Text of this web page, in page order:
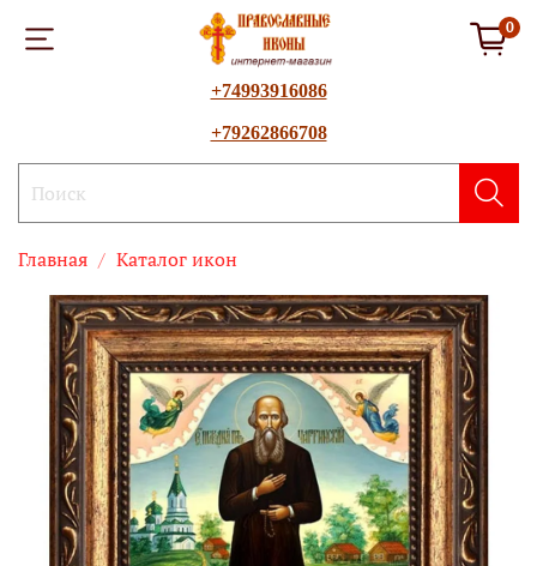
0
+74993916086
+79262866708
Главная Каталог икон